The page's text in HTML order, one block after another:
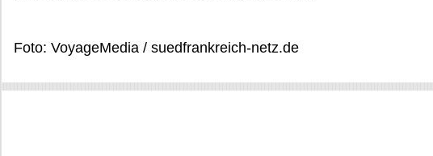
Foto: VoyageMedia / suedfrankreich-netz.de